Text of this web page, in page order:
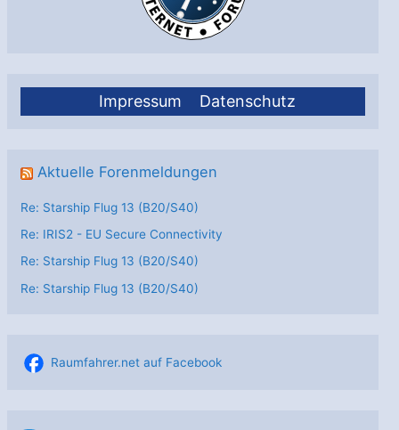
Impressum Datenschutz
Aktuelle Forenmeldungen
Re: Starship Flug 13 (B20/S40)
Re: IRIS2 - EU Secure Connectivity
Re: Starship Flug 13 (B20/S40)
Re: Starship Flug 13 (B20/S40)
Raumfahrer.net auf Facebook